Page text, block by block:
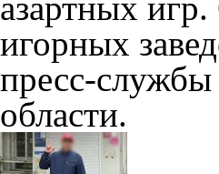
игорных
пресс-
области.